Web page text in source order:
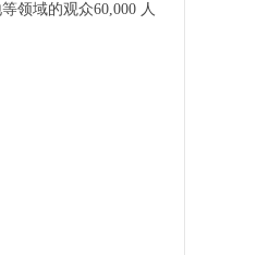
领域的观众60,000 人